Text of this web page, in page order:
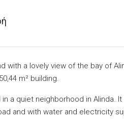
with a lovely view of the bay of
m² building.
a quiet neighborhood in Alinda.
and with water and electricity